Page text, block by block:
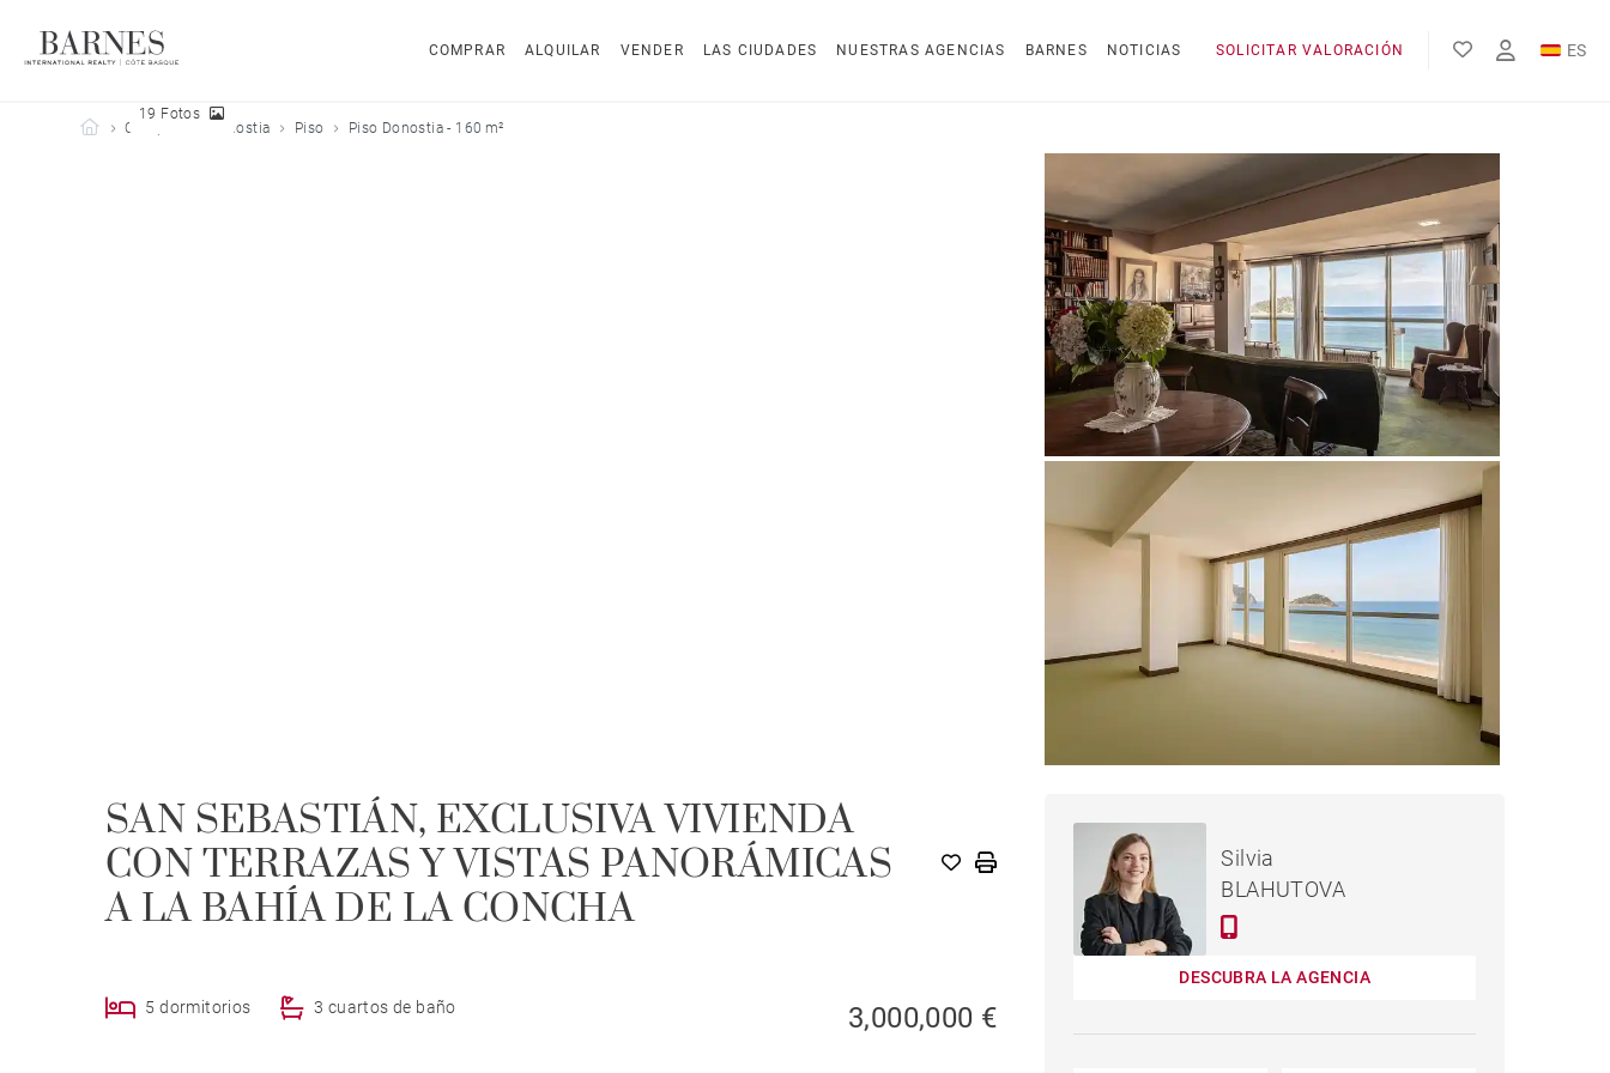
COMPRAR ALQUILAR VENDER LAS CIUDADES NUESTRAS AGENCIAS BARNES NOTICIAS SOLICITAR VALORACIÓN ES
EN
Barnes Côte Basque
Comprar Donostia Piso Piso Donostia - 160 m²
19 Fotos
SAN SEBASTIÁN, EXCLUSIVA VIVIENDA
CON TERRAZAS Y VISTAS PANORÁMICAS
A LA BAHÍA DE LA CONCHA
5 dormitorios 3 cuartos de baño 3,000,000 €
PISO DONOSTIA - 160 M²
Silvia
BLAHUTOVA
DESCUBRA LA AGENCIA